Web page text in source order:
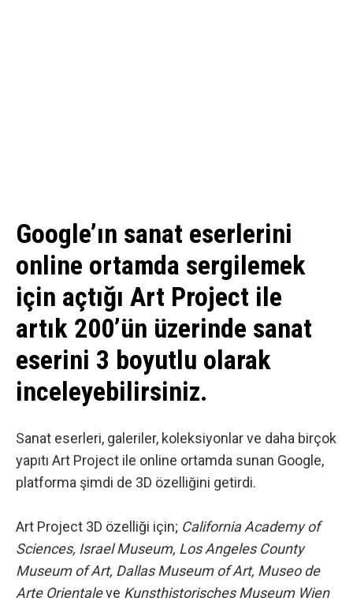
Google’ın sanat eserlerini
online ortamda sergilemek
için açtığı Art Project ile
artık 200’ün üzerinde sanat
eserini 3 boyutlu olarak
inceleyebilirsiniz.
Sanat eserleri, galeriler, koleksiyonlar ve daha birçok
yapıtı Art Project ile online ortamda sunan Google,
platforma şimdi de 3D özelliğini getirdi.
Art Project 3D özelliği için; California Academy of
Sciences, Israel Museum, Los Angeles County
Museum of Art, Dallas Museum of Art, Museo de
Arte Orientaleve Kunsthistorisches Museum Wien